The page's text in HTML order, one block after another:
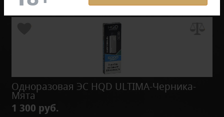
Одноразовая ЭС HQD ULTIMA-Черника-
Мята
1 300 руб.